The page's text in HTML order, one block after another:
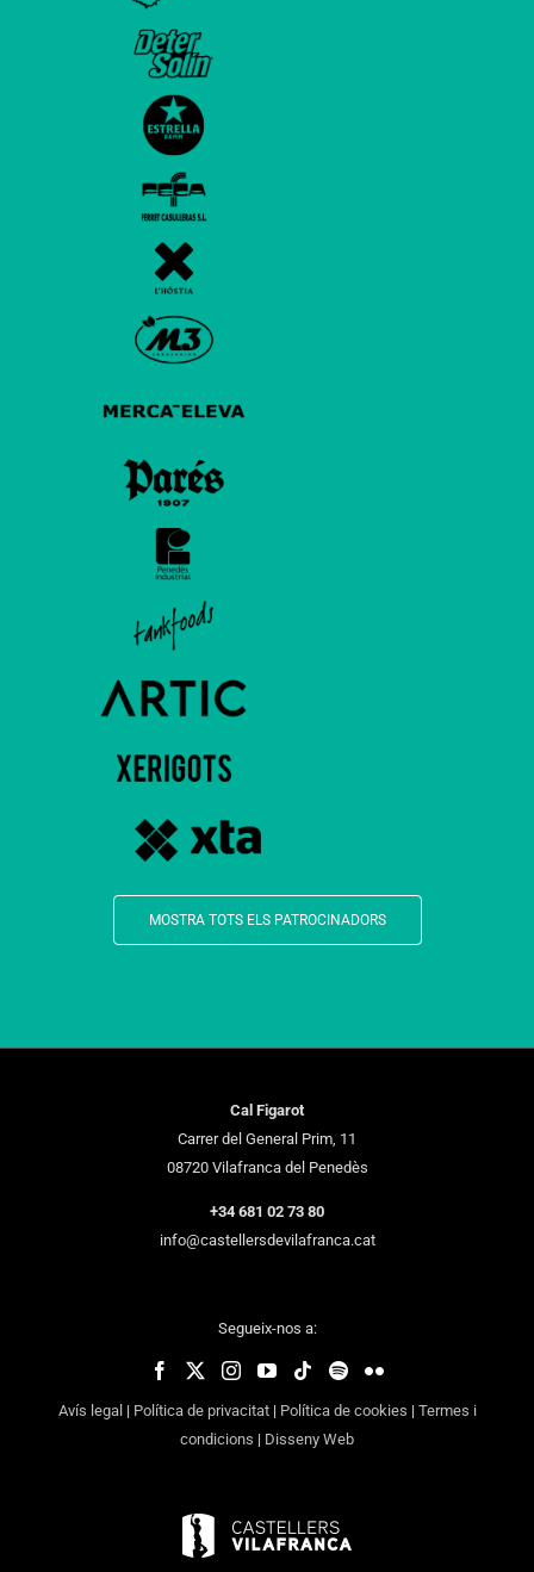
MOSTRA TOTS ELS PATROCINADORS
Cal Figarot
Carrer del General Prim, 11
08720 Vilafranca del Penedès
+34 681 02 73 80
info@castellersdevilafranca.cat
Segueix-nos a:
Avís legal | Política de privacitat| Política de cookies | Termes i
condicions | Disseny Web